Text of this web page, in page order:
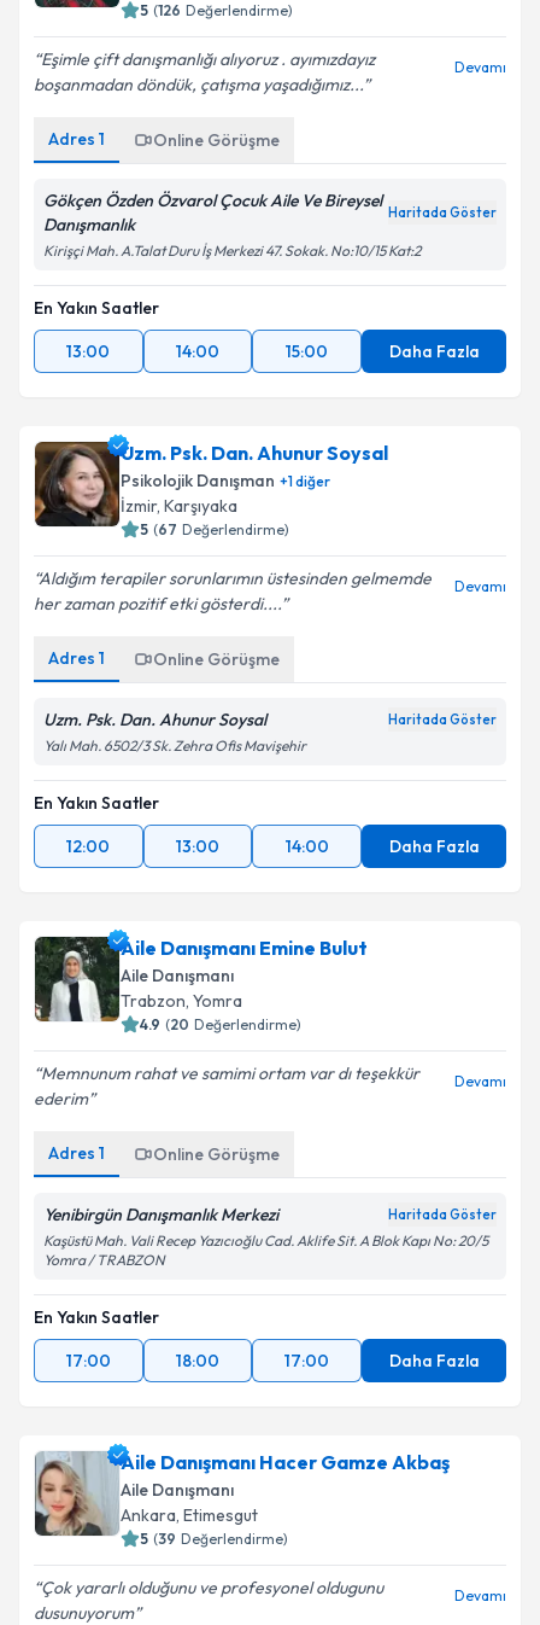
5 (126 Değerlendirme)
Eşimle çift danışmanlığı alıyoruz . ayımızdayız
boşanmadan döndük, çatışma yaşadığımız...
Devamı
Adres 1 Online Görüşme
Gökçen Özden Özvarol Çocuk Aile Ve Bireysel
Danışmanlık
Haritada Göster
Kirişçi Mah. A.Talat Duru İş Merkezi 47. Sokak. No:10/15 Kat:2
En Yakın Saatler
13:00
14:00 15:00 Daha Fazla
Uzm. Psk. Dan. Ahunur Soysal
Psikolojik Danışman +1diğer
İzmir, Karşıyaka
5 (67 Değerlendirme)
Aldığım terapiler sorunlarımın üstesinden gelmemde
her zaman pozitif etki gösterdi....
Devamı
Adres 1 Online Görüşme
Uzm. Psk. Dan. Ahunur Soysal Haritada Göster
Yalı Mah. 6502/3 Sk. Zehra Ofis Mavişehir
En Yakın Saatler
12:00
13:00 14:00 Daha Fazla
Aile Danışmanı Emine Bulut
Aile Danışmanı
Trabzon, Yomra
4.9 (20 Değerlendirme)
Memnunum rahat ve samimi ortam var dı teşekkür
ederim
Devamı
Adres 1 Online Görüşme
Yenibirgün Danışmanlık Merkezi Haritada Göster
Kaşüstü Mah. Vali Recep Yazıcıoğlu Cad. Aklife Sit. A Blok Kapı No: 20/5
Yomra / TRABZON
En Yakın Saatler
17:00
18:00 17:00 Daha Fazla
Aile Danışmanı Hacer Gamze Akbaş
Aile Danışmanı
Ankara, Etimesgut
5 (39 Değerlendirme)
Çok yararlı olduğunu ve profesyonel oldugunu
dusunuyorum
Devamı